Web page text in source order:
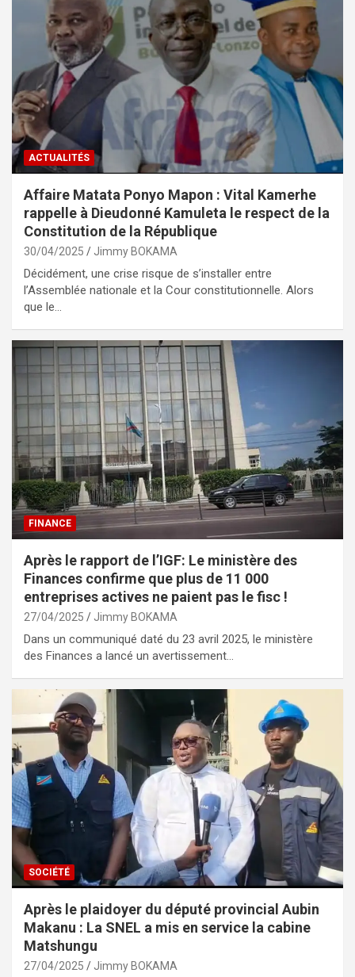
ACTUALITÉS
Affaire Matata Ponyo Mapon : Vital Kamerhe
rappelle à Dieudonné Kamuleta le respect de la
Constitution de la République
30/04/2025 Jimmy BOKAMA
Décidément, une crise risque de s’installer entre
l’Assemblée nationale et la Cour constitutionnelle. Alors
que le…
FINANCE
Après le rapport de l’IGF: Le ministère des
Finances confirme que plus de 11 000
entreprises actives ne paient pas le fisc !
27/04/2025 Jimmy BOKAMA
Dans un communiqué daté du 23 avril 2025, le ministère
des Finances a lancé un avertissement…
SOCIÉTÉ
Après le plaidoyer du député provincial Aubin
Makanu : La SNEL a mis en service la cabine
Matshungu
27/04/2025 Jimmy BOKAMA